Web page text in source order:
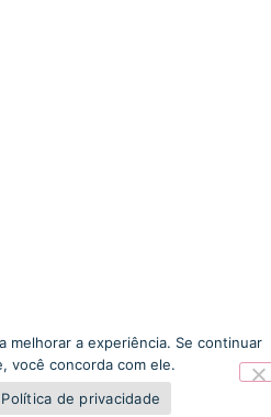
melhorar a experiência. Se continuar
você concorda com ele.
Política de privacidade